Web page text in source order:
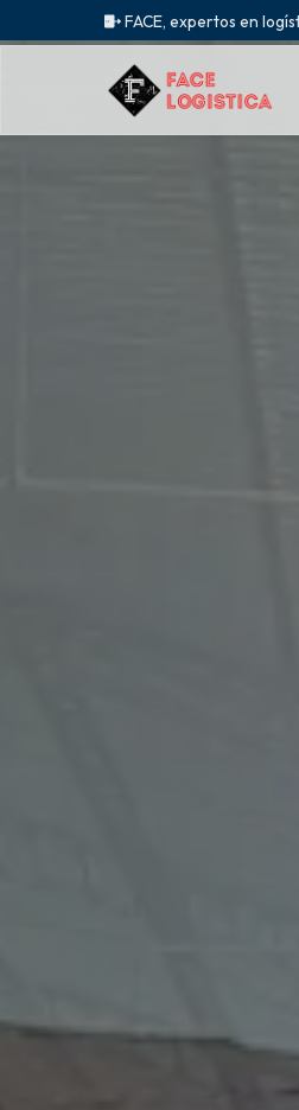
FACE, expertos en